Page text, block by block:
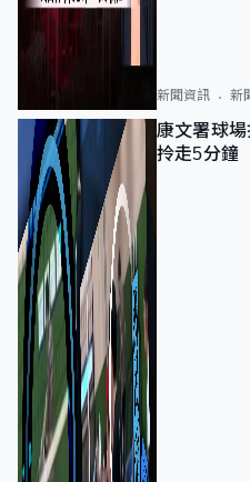
新聞資訊 新
康文署球
拎走5分鐘